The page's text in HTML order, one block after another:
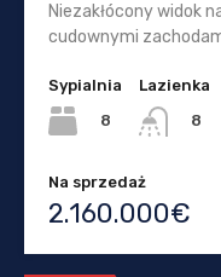
Niezakłócony widok
cudownymi
Sypialnia
8
Lazienka
8
Na sprzedaż
2.160.000€